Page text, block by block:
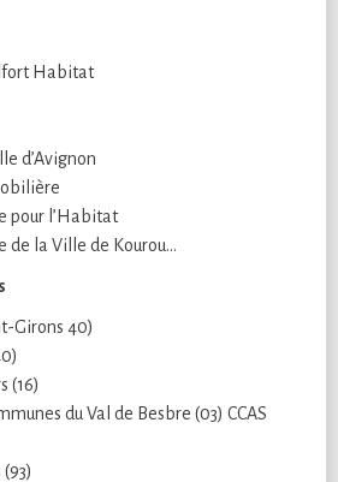
Habitat
d’Avignon
pour l’Habitat
la Ville de Kourou…
Girons 40)
(16)
du Val de Besbre (03) CCAS